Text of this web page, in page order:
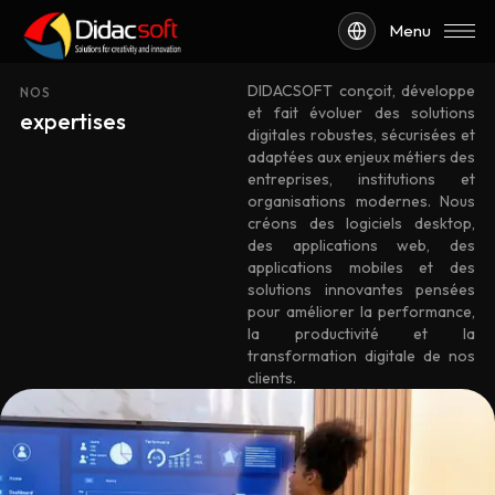
Menu
NOS
expertises
DIDACSOFT conçoit, développe
et fait évoluer des solutions
digitales robustes, sécurisées et
adaptées aux enjeux métiers des
entreprises, institutions et
organisations modernes. Nous
créons des logiciels desktop,
des applications web, des
applications mobiles et des
solutions innovantes pensées
pour améliorer la performance,
la productivité et la
transformation digitale de nos
clients.